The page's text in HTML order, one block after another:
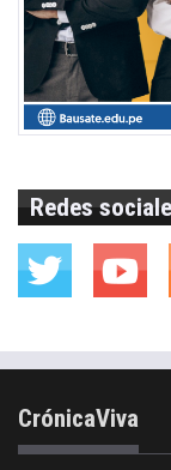
Redes
CrónicaViva